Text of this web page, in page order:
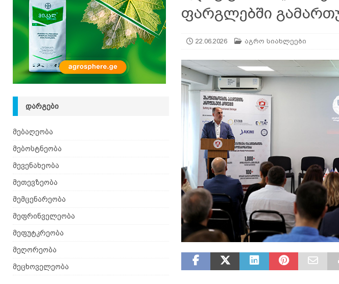
იზრდება ᲛᲔᲑᲝᲡᲢᲜᲔᲝᲑᲐ
[ 06.08.2026 ] მაჯაღვერი – დეკორატიული მცენარე
ფარგლებში
22.06.2026 აგრო სიახლეები
ᲓᲐᲠᲒᲔᲑᲘ
მებაღეობა
მებოსტნეობა
მევენახეობა
მეთევზეობა
მემცენარეობა
მეფრინველეობა
მეფუტკრეობა
მეღორეობა
მეცხოველეობა